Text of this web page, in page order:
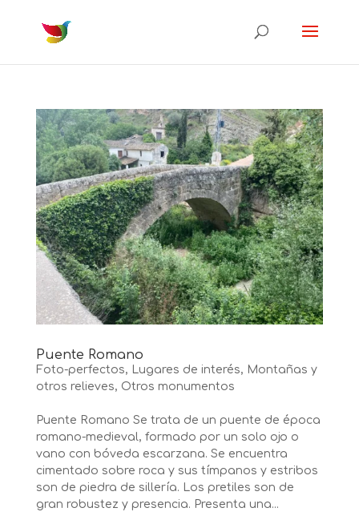
Puente Romano
Foto-perfectos, Lugares de interés, Montañas y
otros relieves, Otros monumentos
Puente Romano Se trata de un puente de época
romano-medieval, formado por un solo ojo o
vano con bóveda escarzana. Se encuentra
cimentado sobre roca y sus tímpanos y estribos
son de piedra de sillería. Los pretiles son de
gran robustez y presencia. Presenta una...